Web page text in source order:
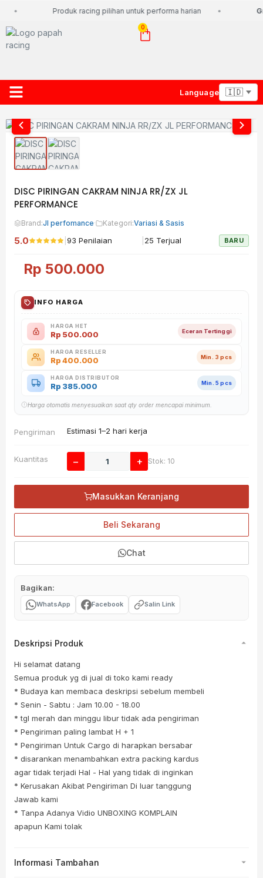
Produk racing pilihan untuk performa harian
0
Language
DISC PIRINGAN CAKRAM NINJA RR/ZX JL
PERFORMANCE
Brand:Jl perfomance· Kategori:Variasi & Sasis
5.0 93 Penilaian 25 Terjual BARU
Rp 500.000
INFO HARGA
HARGA HET
Rp 500.000 Eceran Tertinggi
HARGA RESELLER
Rp400.000 Min. 3 pcs
HARGA DISTRIBUTOR
Rp 385.000 Min. 5 pcs
Harga otomatis menyesuaikan saat qty order mencapai minimum.
Pengiriman Estimasi 1–2 hari kerja
Kuantitas − + Stok: 10
Masukkan Keranjang
Beli Sekarang
Chat
Bagikan:
WhatsApp Facebook Salin Link
Deskripsi Produk
Hi selamat datang
Semua produk yg di jual di toko kami ready
* Budaya kan membaca deskripsi sebelum membeli
* Senin - Sabtu : Jam 10.00 - 18.00
* tgl merah dan minggu libur tidak ada pengiriman
* Pengiriman paling lambat H + 1
* Pengiriman Untuk Cargo di harapkan bersabar
* disarankan menambahkan extra packing kardus
agar tidak terjadi Hal - Hal yang tidak di inginkan
* Kerusakan Akibat Pengiriman Di luar tanggung
Jawab kami
* Tanpa Adanya Vidio UNBOXING KOMPLAIN
apapun Kami tolak
Informasi Tambahan